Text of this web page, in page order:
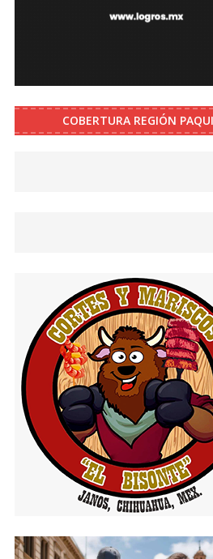
COBERTURA REGIÓN